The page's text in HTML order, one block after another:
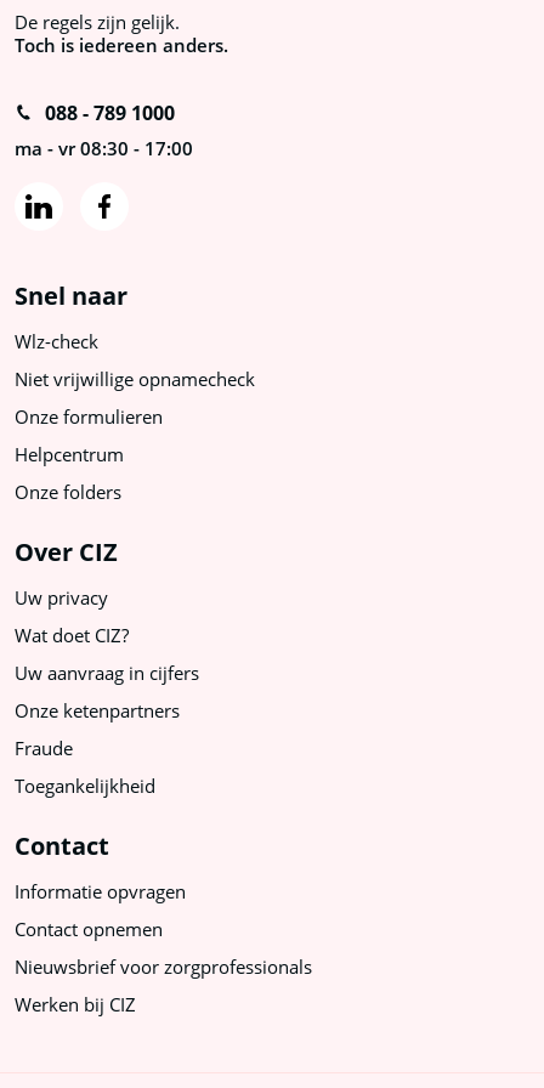
De regels zijn gelijk.
Toch is iedereen anders.
088 - 789 1000
ma - vr 08:30 - 17:00
Snel naar
Wlz-check
Niet vrijwillige opnamecheck
Onze formulieren
Helpcentrum
Onze folders
Over CIZ
Uw privacy
Wat doet CIZ?
Uw aanvraag in cijfers
Onze ketenpartners
Fraude
Toegankelijkheid
Contact
Informatie opvragen
Contact opnemen
Nieuwsbrief voor zorgprofessionals
Werken bij CIZ